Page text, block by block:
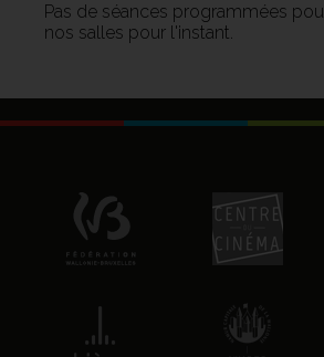
Pas de séances programmées
nos salles pour l'instant.